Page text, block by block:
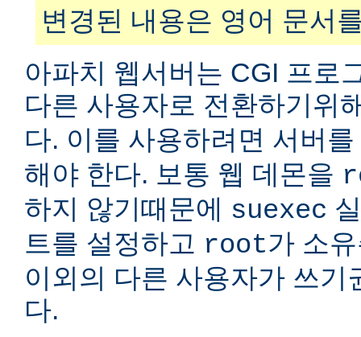
변경된 내용은 영어 문서
아파치 웹서버는 CGI 프로
다른 사용자로 전환하기위
다. 이를 사용하려면 서버를
해야 한다. 보통 웹 데몬을
하지 않기때문에 suexec
트를 설정하고 root가 소
이외의 다른 사용자가 쓰기
다.